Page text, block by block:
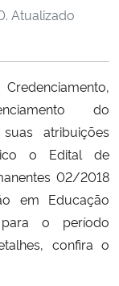
. Atualizado
do
atribuições
o Edital de
02/2018
em Educação
para o período
confira o